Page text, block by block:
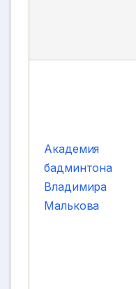
Академия
бадминтона
Владимира
Малькова